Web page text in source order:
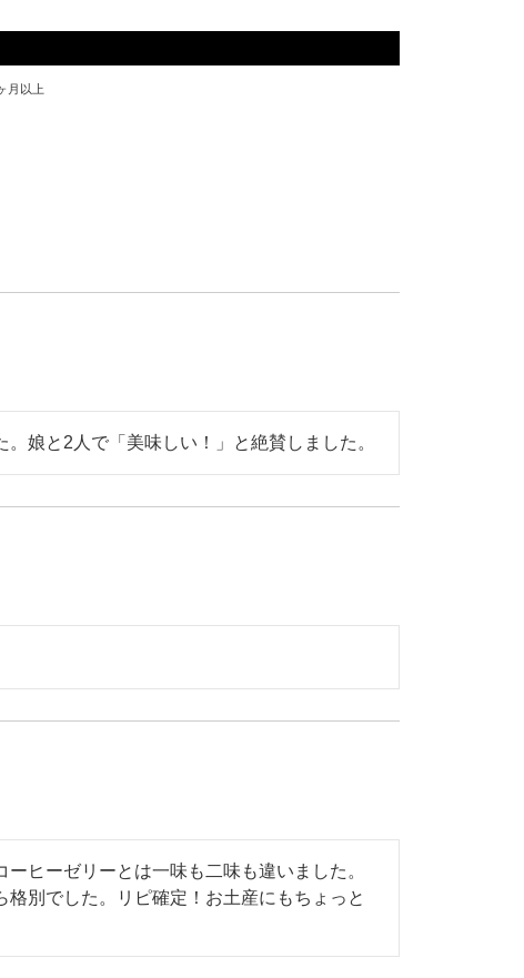
月以上
娘と2人で「美味しい！」と絶賛しました。
ヒーゼリーとは一味も二味も違いました。
別でした。リピ確定！お土産にもちょっと